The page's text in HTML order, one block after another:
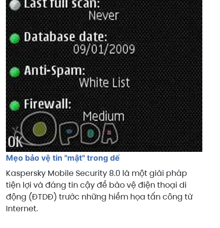
Mẹo bảo vệ tin "mật" trong dế
Kaspersky Mobile Security 8.0 là một giải pháp
tiện lợi và đáng tin cậy để bảo vệ điện thoại di
động (ĐTDĐ) trước những hiểm họa tấn công từ
Internet.